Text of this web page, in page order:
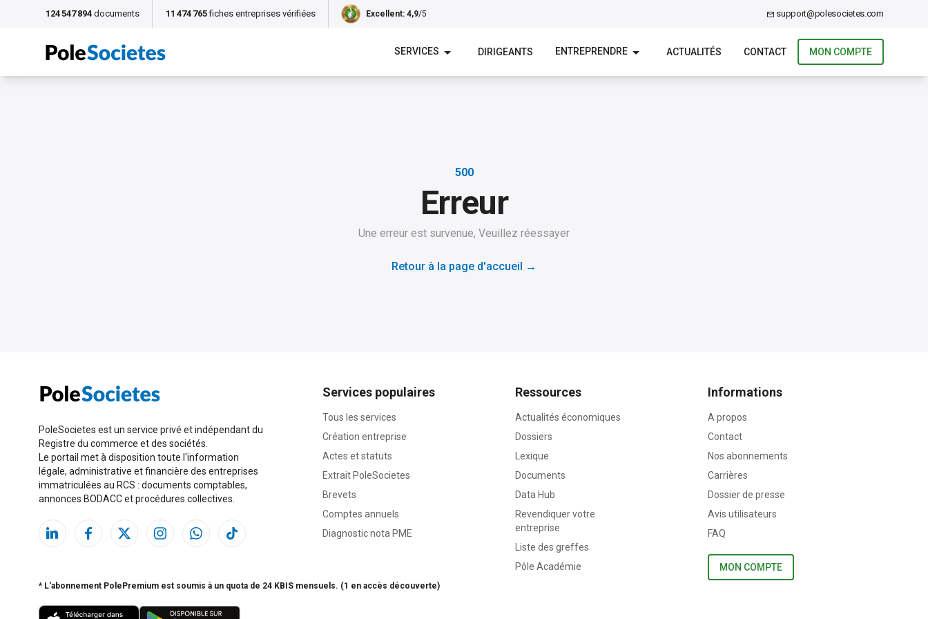
124 547 894 documents 11 474 765 fiches entreprises vérifiées Excellent: 4,9/5 support@polesocietes.com
SERVICES DIRIGEANTS ENTREPRENDRE ACTUALITÉS CONTACT MON COMPTE
500
Erreur
Une erreur est survenue, Veuillez réessayer
Retour à la page d'accueil →
PoleSocietes est un service privé et indépendant du
Registre du commerce et des sociétés.
Le portail met à disposition toute l'information
légale, administrative et financière des entreprises
immatriculées au RCS : documents comptables,
annonces BODACC et procédures collectives.
Services populaires
Tous les services
Création entreprise
Actes et statuts
Extrait PoleSocietes
Brevets
Comptes annuels
Diagnostic nota PME
Ressources
Actualités économiques
Dossiers
Lexique
Documents
Data Hub
Revendiquer votre
entreprise
Liste des greffes
Pôle Académie
Informations
A propos
Contact
Nos abonnements
Carrières
Dossier de presse
Avis utilisateurs
FAQ
MON COMPTE
* L'abonnement PolePremium est soumis à un quota de 24 KBIS mensuels. (1 en accès découverte)